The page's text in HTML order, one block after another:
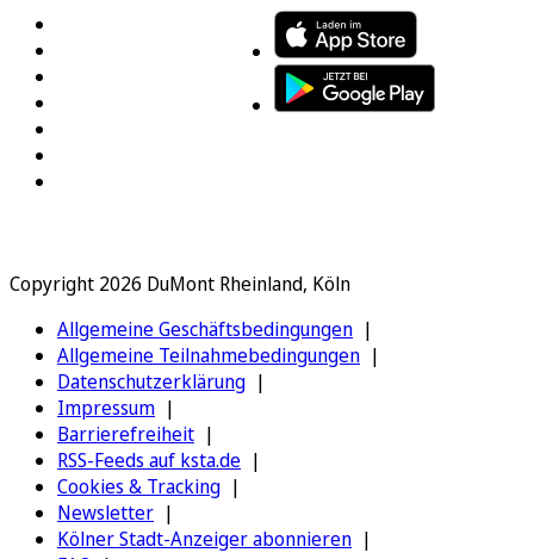
Copyright 2026 DuMont Rheinland, Köln
Allgemeine Geschäftsbedingungen
Allgemeine Teilnahmebedingungen
Datenschutzerklärung
Impressum
Barrierefreiheit
RSS-Feeds auf ksta.de
Cookies & Tracking
Newsletter
Kölner Stadt-Anzeiger abonnieren